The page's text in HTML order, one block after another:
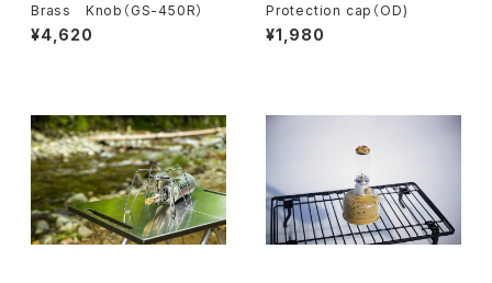
Brass Knob（GS-450R）
¥4,620
Protection cap（OD)
¥1,980